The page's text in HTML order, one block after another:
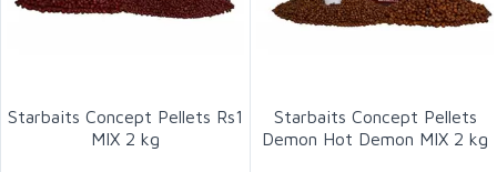
Starbaits Concept Pellets Rs1
MIX 2 kg
Starbaits Concept Pellets
Demon Hot Demon MIX 2 kg